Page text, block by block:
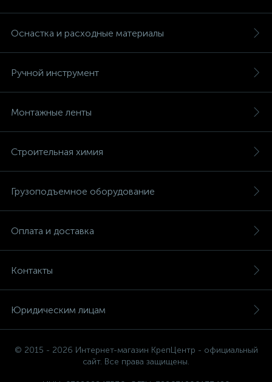
Оснастка и расходные материалы
Ручной инструмент
Монтажные ленты
Строительная химия
Грузоподъемное оборудование
Оплата и доставка
Контакты
Юридическим лицам
© 2015 - 2026 Интернет-магазин КрепЦентр - официальный
сайт. Все права защищены.